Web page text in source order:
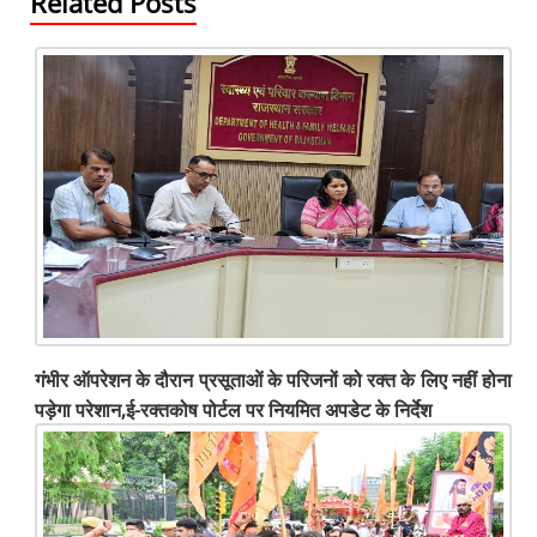
गंभीर ऑपरेशन के दौरान प्रसूताओं के परिजनों को रक्त के लिए नहीं होना
पड़ेगा परेशान,ई-रक्तकोष पोर्टल पर नियमित अपडेट के निर्देश